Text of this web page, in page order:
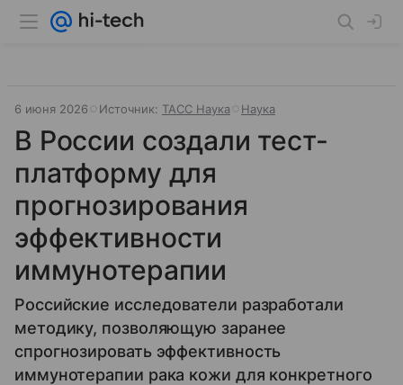
6 июня 2026 Источник: ТАСС Наука Наука
В России создали тест-
платформу для
прогнозирования
эффективности
иммунотерапии
Российские исследователи разработали
методику, позволяющую заранее
спрогнозировать эффективность
иммунотерапии рака кожи для конкретного